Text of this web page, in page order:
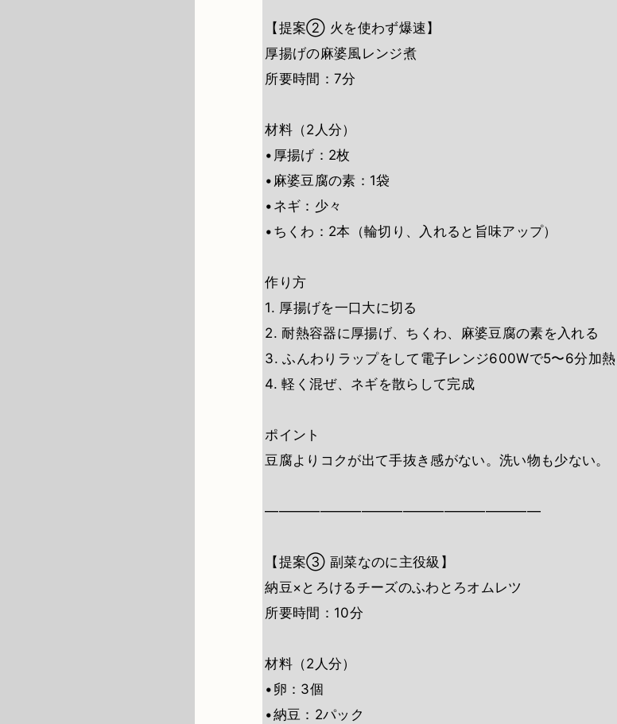
【提案② 火を使わず爆速】
厚揚げの麻婆風レンジ煮
所要時間：7分
材料（2人分）
•厚揚げ：2枚
•麻婆豆腐の素：1袋
•ネギ：少々
•ちくわ：2本（輪切り、入れると旨味アップ）
作り方
1. 厚揚げを一口大に切る
2. 耐熱容器に厚揚げ、ちくわ、麻婆豆腐の素を入れる
3. ふんわりラップをして電子レンジ600Wで5〜6分加熱
4. 軽く混ぜ、ネギを散らして完成
ポイント
豆腐よりコクが出て手抜き感がない。洗い物も少ない。
――――――――――――――――――――
【提案③ 副菜なのに主役級】
納豆×とろけるチーズのふわとろオムレツ
所要時間：10分
材料（2人分）
•卵：3個
•納豆：2パック